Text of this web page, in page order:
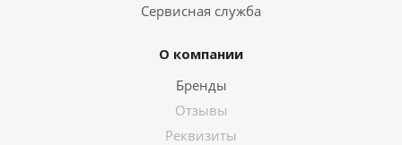
Сервисная служба
О компании
Бренды
Отзывы
Реквизиты